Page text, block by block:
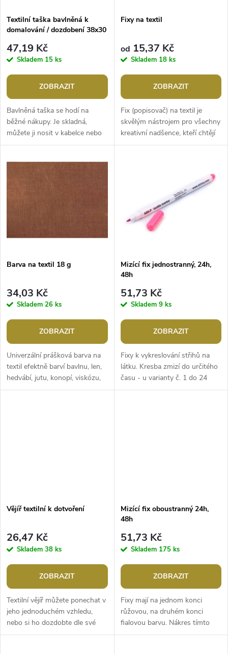
p
r
o
d
u
k
t
ů
s
p
r
o
d
u
k
ů
Textilní taška bavlněná k
domalování / dozdobení 38x30
47,19 Kč
Skladem 15 ks
ZOBRAZIT
Bavlněná taška se hodí na
běžné nákupy. Je skladná,
můžete ji nosit v kabelce nebo
kapse a v případě nouze ji
Fixy na textil
od 15,37 Kč
Skladem 18 ks
ZOBRAZIT
Fix (popisovač) na textil je
skvělým nástrojem pro všechny
kreativní nadšence, kteří chtějí
dodat svým oděvům, taškám
Barva na textil 18 g
34,03 Kč
Skladem 26 ks
ZOBRAZIT
Univerzální prášková barva na
textil efektně barví bavlnu, len,
hedvábí, jutu, konopí, viskózu,
silon i směsové materiály.
Mizící fix jednostranný, 24h,
48h
51,73 Kč
Skladem 9 ks
ZOBRAZIT
Fixy k vykreslování střihů na
látku. Kresba zmizí do určitého
času - u varianty č. 1 do 24
hodin a u varianty č. 2 do 48
Vějíř textilní k dotvoření
26,47 Kč
Skladem 38 ks
ZOBRAZIT
Textilní vějíř můžete ponechat v
jeho jednoduchém vzhledu,
nebo si ho dozdobte dle své
fantazie. Na látkový podklad se
Mizící fix oboustranný 24h,
48h
51,73 Kč
Skladem 175 ks
ZOBRAZIT
Fixy mají na jednom konci
růžovou, na druhém konci
fialovou barvu. Nákres tímto
fixem zmizí vodou nebo do